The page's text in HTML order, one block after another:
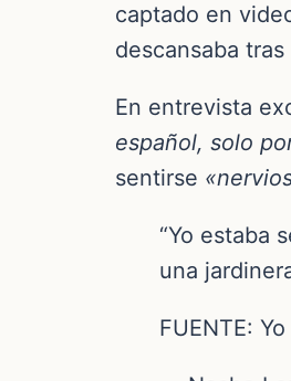
captado en
descansaba
En entrevista
español, solo
sentirse
“Yo estaba
una
FUENTE: